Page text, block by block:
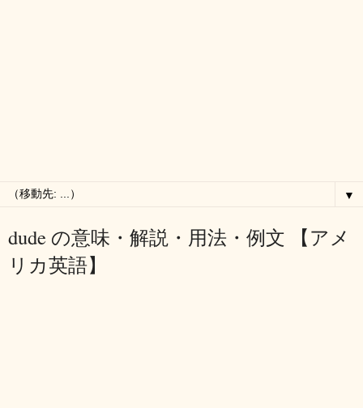
▼
dude の意味・解説・用法・例文 【アメ
リカ英語】